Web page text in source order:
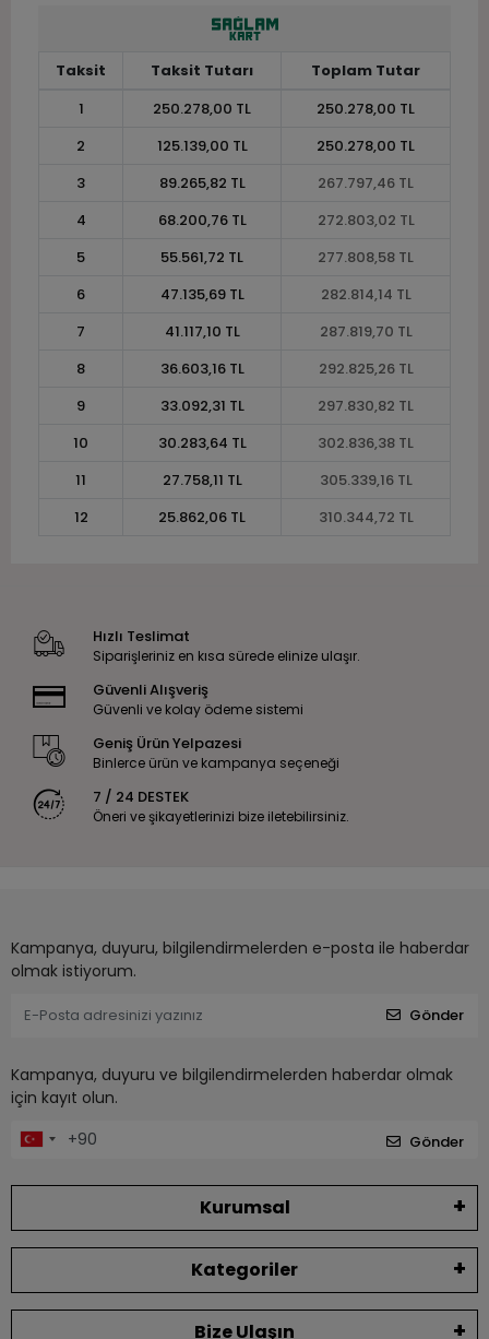
Taksit Taksit Tutarı
Toplam Tutar
1
250.278,00 TL
250.278,00 TL
2
125.139,00 TL
250.278,00 TL
3
89.265,82 TL
267.797,46 TL
4
68.200,76 TL
272.803,02 TL
5
55.561,72 TL
277.808,58 TL
6
47.135,69 TL
282.814,14 TL
7
41.117,10 TL
287.819,70 TL
8
36.603,16 TL
292.825,26 TL
9
33.092,31 TL
297.830,82 TL
10
30.283,64 TL
302.836,38 TL
11
27.758,11 TL
305.339,16 TL
12
25.862,06 TL 310.344,72 TL
Hızlı Teslimat
Siparişleriniz en kısa sürede elinize ulaşır.
Güvenli Alışveriş
Güvenli ve kolay ödeme sistemi
Geniş Ürün Yelpazesi
Binlerce ürün ve kampanya seçeneği
7 / 24 DESTEK
Öneri ve şikayetlerinizi bize iletebilirsiniz.
Kampanya, duyuru, bilgilendirmelerden e-posta ile haberdar
olmak istiyorum.
Gönder
Kampanya, duyuru ve bilgilendirmelerden haberdar olmak
için kayıt olun.
Gönder
Kurumsal
Kategoriler
Bize Ulaşın